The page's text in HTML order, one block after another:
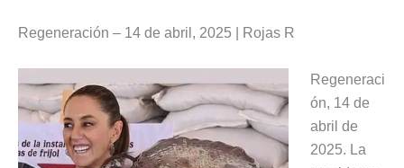
Regeneración – 14 de abril, 2025 | Rojas R
Regeneraci
ón, 14 de
abril de
2025. La